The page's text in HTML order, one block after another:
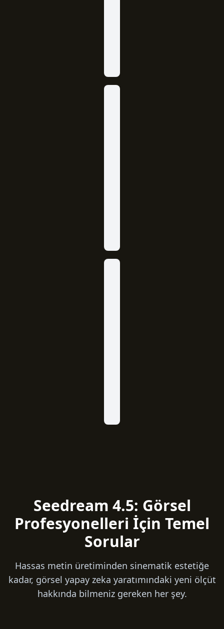
Seedream 4.5: Görsel
Profesyonelleri İçin Temel
Sorular
Hassas metin üretiminden sinematik estetiğe
kadar, görsel yapay zeka yaratımındaki yeni ölçüt
hakkında bilmeniz gereken her şey.